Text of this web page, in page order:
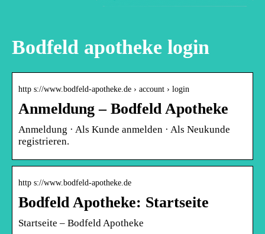
Bodfeld apotheke login
http s://www.bodfeld-apotheke.de › account › login
Anmeldung – Bodfeld Apotheke
Anmeldung · Als Kunde anmelden · Als Neukunde
registrieren.
http s://www.bodfeld-apotheke.de
Bodfeld Apotheke: Startseite
Startseite – Bodfeld Apotheke